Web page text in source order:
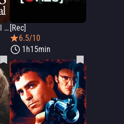
Oculus: El espejo del mal [Rec]
6.5/10
1h15min